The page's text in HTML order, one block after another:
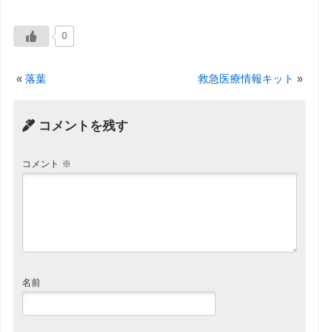
0
« 落葉 救急医療情報キット »
コメントを残す
コメント ※
名前